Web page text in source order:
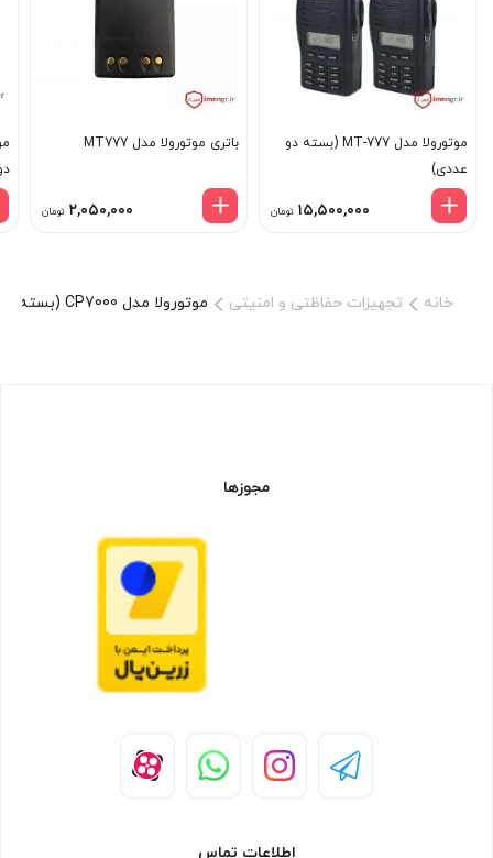
موتورولا مدل MT-777 (بسته دو
عددی)
۱۵,۵۰۰,۰۰۰ تومان
باتری موتورولا مدل MT777
۲,۰۵۰,۰۰۰ تومان
خانه تجهیزات حفاظتی و امنیتی موتورولا مدل CP7000 (بسته دو عددی)
مجوزها
اطلاعات تماس